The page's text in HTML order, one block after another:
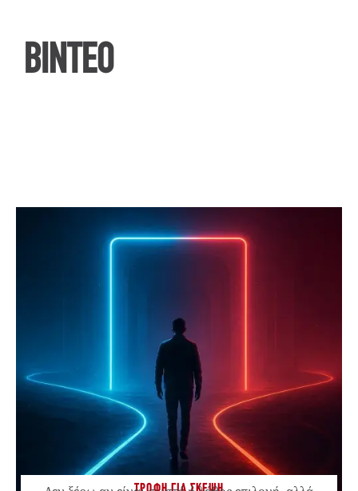
ΒΙΝΤΕΟ